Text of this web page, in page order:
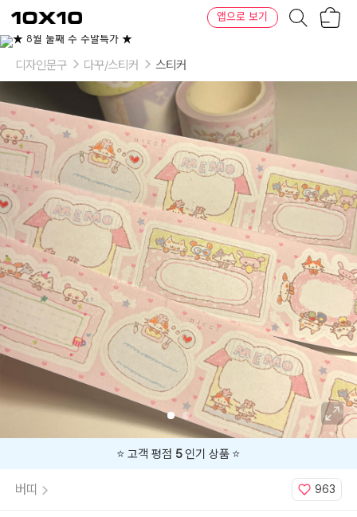
텐
바
텐
앱으로 보기
디자인문구 다꾸/스티커 스티커
⭐️ 고객 평점 5인기 상품 ⭐️
버띠 963